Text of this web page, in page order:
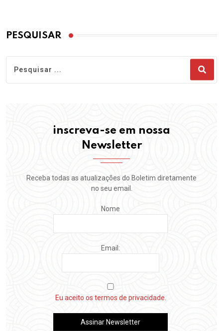
PESQUISAR
inscreva-se em nossa
Newsletter
Receba todas as atualizações do Boletim diretamente
no seu email.
Nome
Email:
Eu aceito os termos de privacidade.